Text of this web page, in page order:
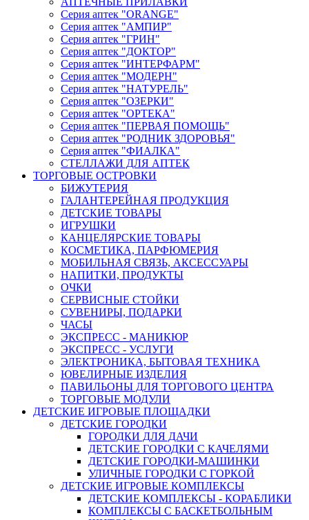
Серия аптек "ORANGE"
Серия аптек "АМПИР"
Серия аптек "ГРИН"
Серия аптек "ДОКТОР"
Серия аптек "ИНТЕРФАРМ"
Серия аптек "МОДЕРН"
Серия аптек "НАТУРЕЛЬ"
Серия аптек "ОЗЕРКИ"
Серия аптек "ОРТЕКА"
Серия аптек "ПЕРВАЯ ПОМОЩЬ"
Серия аптек "РОДНИК ЗДОРОВЬЯ"
Серия аптек "ФИАЛКА"
СТЕЛЛАЖИ ДЛЯ АПТЕК
ТОРГОВЫЕ ОСТРОВКИ
БИЖУТЕРИЯ
ГАЛАНТЕРЕЙНАЯ ПРОДУКЦИЯ
ДЕТСКИЕ ТОВАРЫ
ИГРУШКИ
КАНЦЕЛЯРСКИЕ ТОВАРЫ
КОСМЕТИКА, ПАРФЮМЕРИЯ
МОБИЛЬНАЯ СВЯЗЬ, АКСЕССУАРЫ
НАПИТКИ, ПРОДУКТЫ
ОЧКИ
СЕРВИСНЫЕ СТОЙКИ
СУВЕНИРЫ, ПОДАРКИ
ЧАСЫ
ЭКСПРЕСС - МАНИКЮР
ЭКСПРЕСС - УСЛУГИ
ЭЛЕКТРОНИКА, БЫТОВАЯ ТЕХНИКА
ЮВЕЛИРНЫЕ ИЗДЕЛИЯ
ПАВИЛЬОНЫ ДЛЯ ТОРГОВОГО ЦЕНТРА
ТОРГОВЫЕ МОДУЛИ
ДЕТСКИЕ ИГРОВЫЕ ПЛОЩАДКИ
ДЕТСКИЕ ГОРОДКИ
ГОРОДКИ ДЛЯ ДАЧИ
ДЕТСКИЕ ГОРОДКИ С КАЧЕЛЯМИ
ДЕТСКИЕ ГОРОДКИ-МАШИНКИ
УЛИЧНЫЕ ГОРОДКИ С ГОРКОЙ
ДЕТСКИЕ ИГРОВЫЕ КОМПЛЕКСЫ
ДЕТСКИЕ КОМПЛЕКСЫ - КОРАБЛИКИ
КОМПЛЕКСЫ С БАСКЕТБОЛЬНЫМ